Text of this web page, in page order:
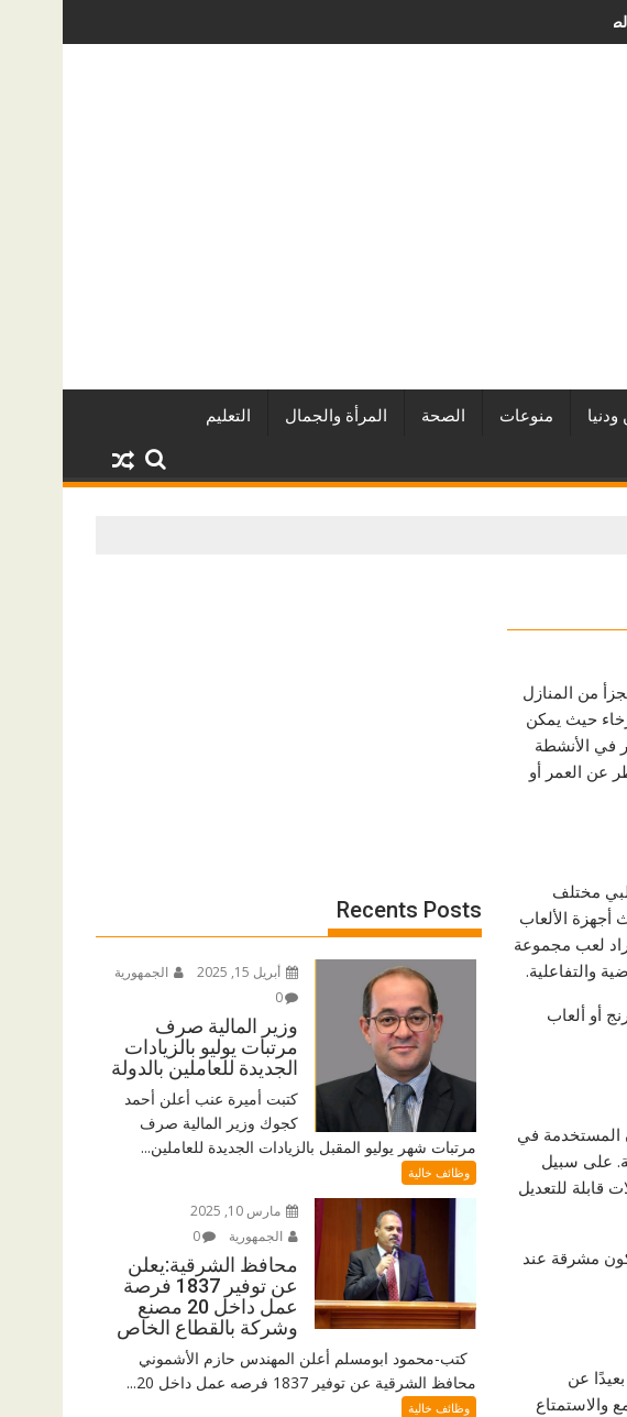
تتألق في مهرجان الصخرة الدولي للفاشون.. وتُتوَّج بلقب أفضل مصممة أزياء لعام 2026
ودنيا منوعات الصحة المرأة والجمال التعليم
من المنازل
حيث يمكن
في الأنشطة
عن العمر أو
مختلف
أجهزة الألعاب
لعب مجموعة
والتفاعلية.
أو ألعاب
المستخدمة في
على سبيل
قابلة للتعديل
مشرقة عند
عن
والاستمتاع
Recents Posts
أبريل 15, 2025
الجمهورية
0
وزير المالية صرف
مرتبات يوليو بالزيادات
الجديدة للعاملين بالدولة
كتبت أميرة عنب أعلن أحمد
كجوك وزير المالية صرف
مرتبات شهر يوليو المقبل بالزيادات الجديدة للعاملين...
وظائف خالية
مارس 10, 2025
الجمهورية
0
محافظ الشرقية:يعلن
عن توفير 1837 فرصة
عمل داخل 20 مصنع
وشركة بالقطاع الخاص
كتب-محمود ابومسلم أعلن المهندس حازم الأشموني
محافظ الشرقية عن توفير 1837 فرصه عمل داخل 20...
وظائف خالية